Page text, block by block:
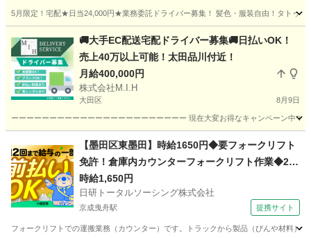
5月限定！宅配★日当24,000円★業務委託ドライバー募集！ 髪色・服装自由！タトゥ
配送 東京 品川区 配送 貨物
🚚大手EC配送宅配ドライバー募集🚚日払いOK！
売上40万以上可能！太田品川付近！
月給400,000円
株式会社M.I.H
大田区 8月9日
ーーーーーーーーーーーーーーーーーーーーーーー 現在大変お得なキャンペーン中
ドライバー 東京 ドライバー
業務委託
【墨田区東墨田】時給1650円◆要フォークリフト
免許！倉庫内カウンターフォークリフト作業◆20
代～30代活躍中
時給1,650円
日研トータルソーシング株式会社
京成曳舟駅 提携サイト
フォークリフトでの運搬業務（カウンター）です。トラックから製品（びんや材料）